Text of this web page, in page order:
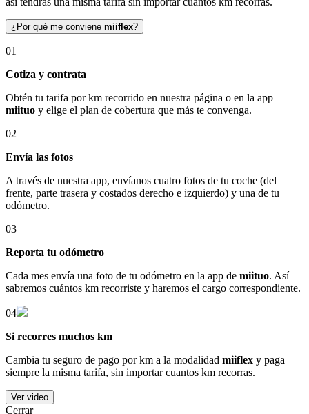
¿Por qué me conviene miiflex?
01
Cotiza y contrata
Obtén tu tarifa por km recorrido en nuestra página o en la app
miituo y elige el plan de cobertura que más te convenga.
02
Envía las fotos
A través de nuestra app, envíanos cuatro fotos de tu coche (del
frente, parte trasera y costados derecho e izquierdo) y una de tu
odómetro.
03
Reporta tu odómetro
Cada mes envía una foto de tu odómetro en la app de miituo. Así
sabremos cuántos km recorriste y haremos el cargo correspondiente.
04
Si recorres muchos km
Cambia tu seguro de pago por km a la modalidad miiflex y paga
siempre la misma tarifa, sin importar cuantos km recorras.
Ver video
Cerrar